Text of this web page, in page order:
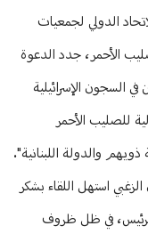
الدولي لجمعيات
الأحمر، جدد الدعوة
السجون الإسرائيلية
للصليب الأحمر
والدولة اللبنانية".
استهل اللقاء بشكر
في ظل ظروف